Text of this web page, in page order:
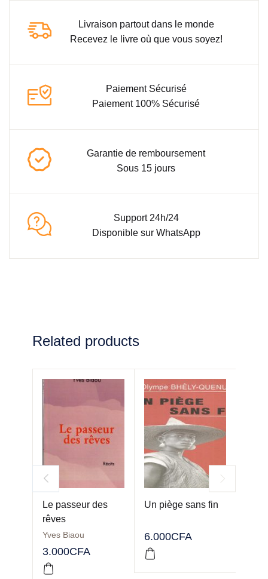
Livraison partout dans le monde
Recevez le livre où que vous soyez!
Paiement Sécurisé
Paiement 100% Sécurisé
Garantie de remboursement
Sous 15 jours
Support 24h/24
Disponible sur WhatsApp
Related products
Le passeur des
rêves
Yves Biaou
3.000CFA
Un piège sans fin
6.000CFA